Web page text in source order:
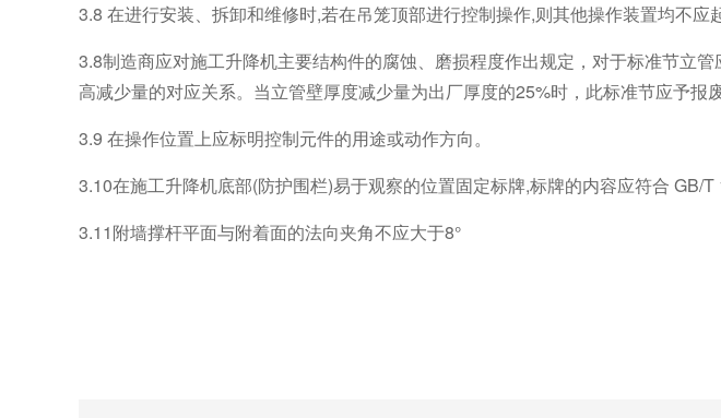
3.8 在进行安装、拆卸和维修时,若在吊笼顶部进行控制操作,则其他操作装置均不应
3.8制造商应对施工升降机主要结构件的腐蚀、磨损程度作出规定，对于标准节立
高减少量的对应关系。当立管壁厚度减少量为出厂厚度的25%时，此标准节应予报
3.9 在操作位置上应标明控制元件的用途或动作方向。
3.10在施工升降机底部(防护围栏)易于观察的位置固定标牌,标牌的内容应符合 GB/T
3.11附墙撑杆平面与附着面的法向夹角不应大于8°